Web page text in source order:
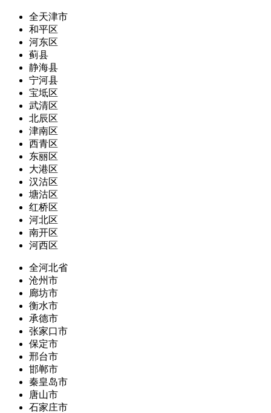
全天津市
和平区
河东区
蓟县
静海县
宁河县
宝坻区
武清区
北辰区
津南区
西青区
东丽区
大港区
汉沽区
塘沽区
红桥区
河北区
南开区
河西区
全河北省
沧州市
廊坊市
衡水市
承德市
张家口市
保定市
邢台市
邯郸市
秦皇岛市
唐山市
石家庄市